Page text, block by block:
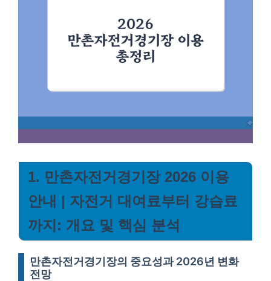
1. 만촌자전거경기장 2026 이용
안내 | 자전거 대여료부터 강습료
까지: 개요 및 핵심 분석
만촌자전거경기장의 중요성과 2026년 변화
전망